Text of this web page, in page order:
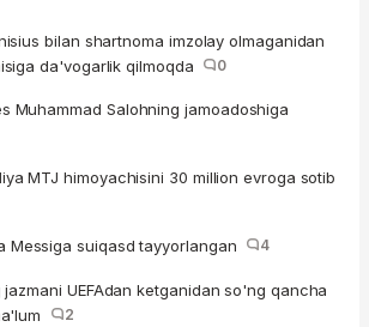
bilan shartnoma imzolay olmaganidan
da'vogarlik qilmoqda
0
Muhammad Salohning jamoadoshiga
MTJ himoyachisini 30 million evroga sotib
Messiga suiqasd tayyorlangan 4
UEFAdan ketganidan so'ng qancha
2